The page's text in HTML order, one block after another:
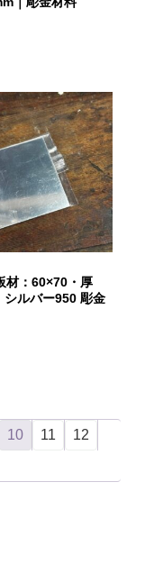
材：60×70・厚
シルバー950 彫金
10 11
12